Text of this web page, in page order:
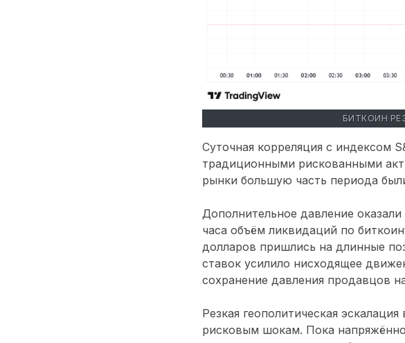
БИТКОИН
Суточная корреляция с индексом
традиционными рискованными
рынки большую часть периода
Дополнительное давление
часа объём ликвидаций по
долларов пришлись на длинные
ставок усилило нисходящее
сохранение давления продавцов
Резкая геополитическая
рисковым шокам. Пока